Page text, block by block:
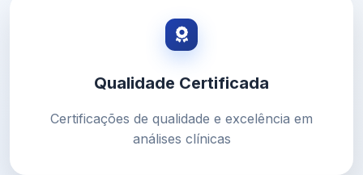
Qualidade Certificada
Certificações de qualidade e excelência em
análises clínicas